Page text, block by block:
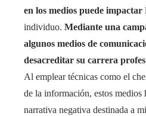
en los medios puede impactar
individuo. Mediante una
algunos medios de
desacreditar su carrera
Al emplear técnicas como el
de la información, estos medios
narrativa negativa destinada a